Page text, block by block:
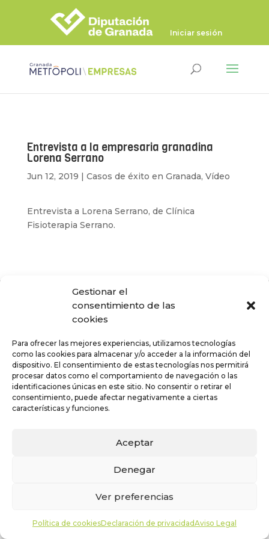
Gestionar el
consentimiento de las
cookies
Para ofrecer las mejores experiencias, utilizamos tecnologías
como las cookies para almacenar y/o acceder a la información del
dispositivo. El consentimiento de estas tecnologías nos permitirá
procesar datos como el comportamiento de navegación o las
identificaciones únicas en este sitio. No consentir o retirar el
consentimiento, puede afectar negativamente a ciertas
características y funciones.
Aceptar
Denegar
Ver preferencias
Política de cookiesDeclaración de privacidadAviso Legal
Iniciar sesión
Entrevista a la empresaria granadina
Lorena Serrano
Jun 12, 2019 | Casos de éxito en Granada, Vídeo
Entrevista a Lorena Serrano, de Clínica
Fisioterapia Serrano.
© Diputación de Granada · 2024